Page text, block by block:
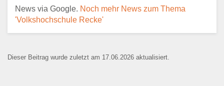
News via Google. Noch mehr News zum Thema
'Volkshochschule Recke'
Dieser Beitrag wurde zuletzt am 17.06.2026 aktualisiert.